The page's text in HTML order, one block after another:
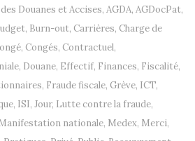
Douanes et Accises, AGDA, AGDocPat,
, Burn-out, Carrières, Charge de
, Congés, Contractuel,
, Douane, Effectif, Finances, Fiscalité,
, Fraude fiscale, Grève, ICT,
, ISI, Jour, Lutte contre la fraude,
nationale, Medex, Merci,